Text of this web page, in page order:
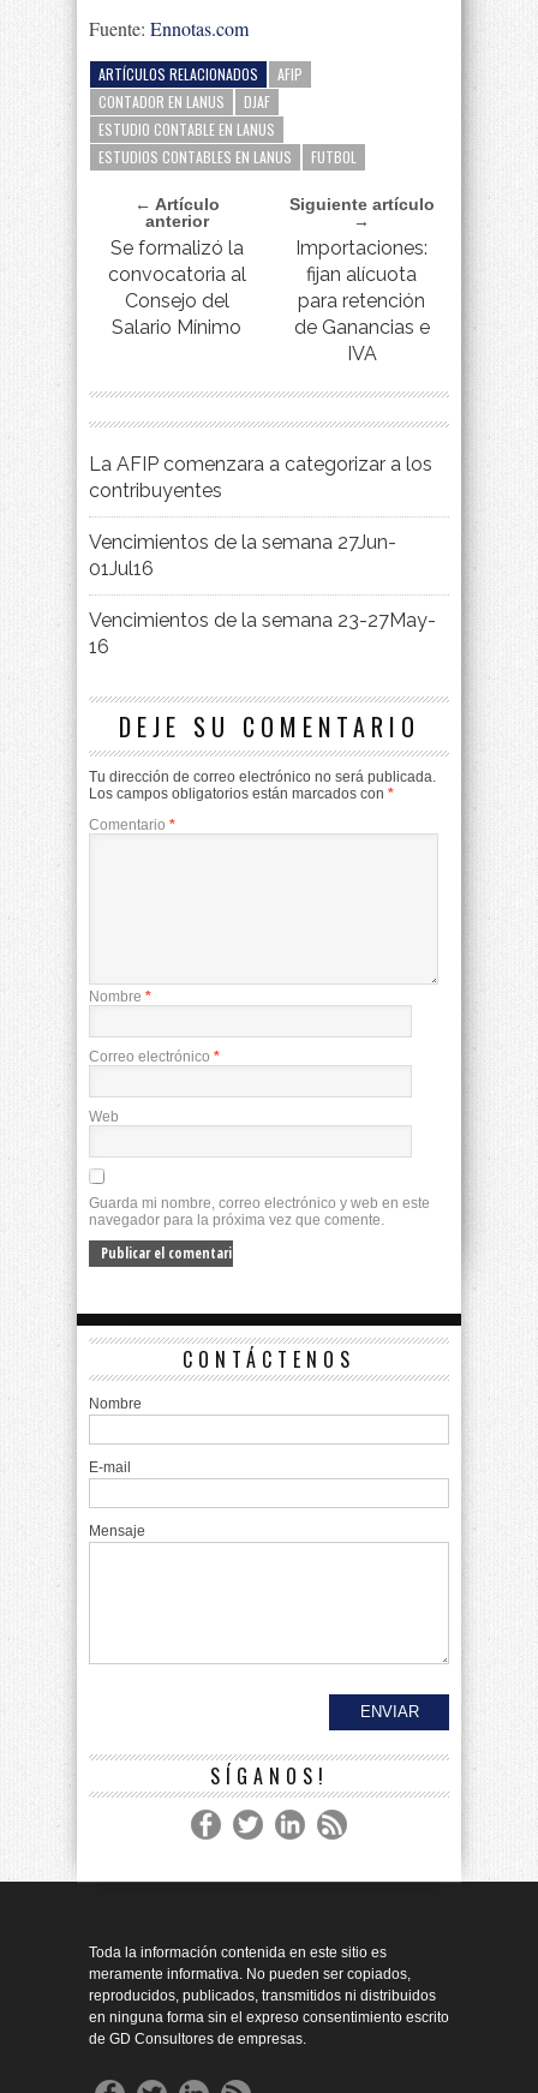
Fuente: Ennotas.com
ARTÍCULOS RELACIONADOS
AFIP
CONTADOR EN LANUS
DJAF
ESTUDIO CONTABLE EN LANUS
ESTUDIOS CONTABLES EN LANUS
FUTBOL
← Artículo
anterior
Se formalizó la
convocatoria al
Consejo del
Salario Mínimo
Siguiente artículo
→
Importaciones:
fijan alícuota
para retención
de Ganancias e
IVA
La AFIP comenzara a categorizar a los
contribuyentes
Vencimientos de la semana 27Jun-
01Jul16
Vencimientos de la semana 23-27May-
16
DEJE SU COMENTARIO
Tu dirección de correo electrónico no será publicada.
Los campos obligatorios están marcados con *
Comentario *
Nombre *
Correo electrónico *
Web
Guarda mi nombre, correo electrónico y web en este
navegador para la próxima vez que comente.
CONTÁCTENOS
Nombre
E-mail
Mensaje
SÍGANOS!
Toda la información contenida en este sitio es
meramente informativa. No pueden ser copiados,
reproducidos, publicados, transmitidos ni distribuidos
en ninguna forma sin el expreso consentimiento escrito
de GD Consultores de empresas.